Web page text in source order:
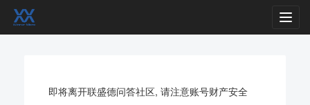
即将离开联盛德问答社区, 请注意账号财产安全